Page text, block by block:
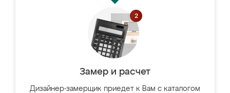
Замер и расчет
Дизайнер-замерщик приедет к Вам с каталогом